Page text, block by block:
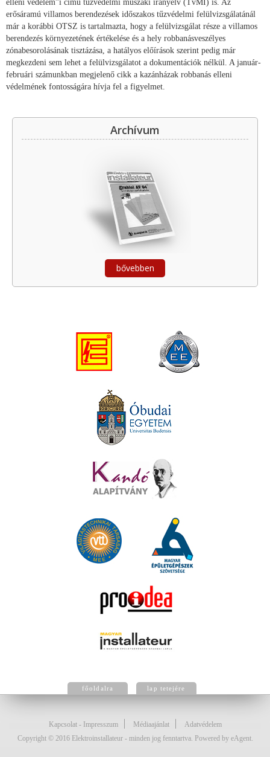
elleni védelem”i című tűzvédelmi műszaki irányelv (TvMI) is. Az
erősáramú villamos berendezések időszakos tűzvédelmi felülvizsgálatánál
már a korábbi OTSZ is tartalmazta, hogy a felülvizsgálat része a villamos
berendezés környezetének értékelése és a hely robbanásveszélyes
zónabesorolásának tisztázása, a hatályos előírások szerint pedig már
megkezdeni sem lehet a felülvizsgálatot a dokumentációk nélkül. A január-
februári számunkban megjelenő cikk a kazánházak robbanás elleni
védelmének fontosságára hívja fel a figyelmet.
Archívum
bővebben
főoldalra lap tetejére
Kapcsolat - Impresszum Médiaajánlat
Adatvédelem
Copyright © 2016 Elektroinstallateur - minden jog fenntartva. Powered by eAgent.